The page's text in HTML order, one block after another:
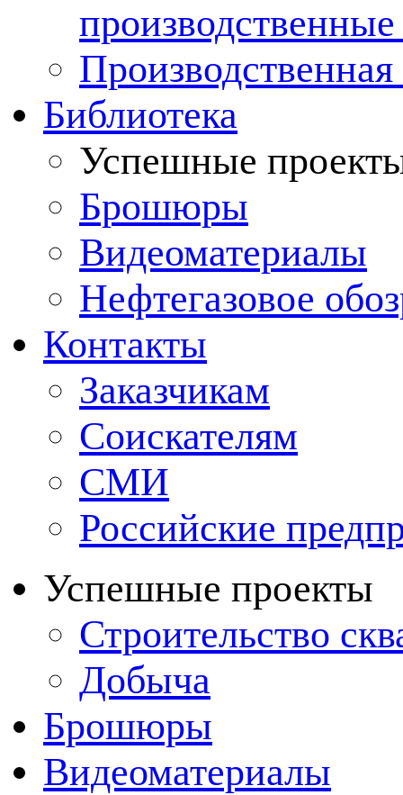
Производственная
Библиотека
Успешные
Брошюры
Видеоматериалы
Нефтегазовое
Контакты
Заказчикам
Соискателям
СМИ
Российские
Успешные проекты
Строительство
Добыча
Брошюры
Видеоматериалы